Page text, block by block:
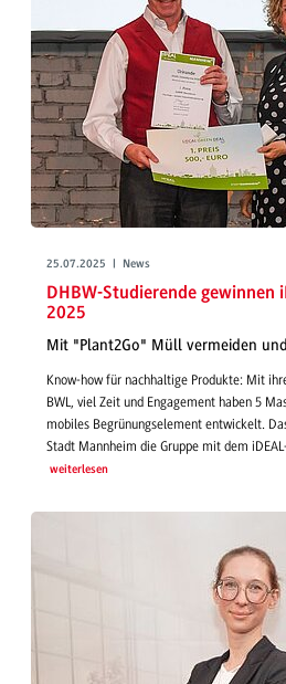
25.07.2025 | News
DHBW-Studierende gewinnen
2025
Mit "Plant2Go" Müll vermeiden
Know-how für nachhaltige Produkte: Mit
BWL, viel Zeit und Engagement haben 5
mobiles Begrünungselement entwickelt.
Stadt Mannheim die Gruppe mit dem
weiterlesen